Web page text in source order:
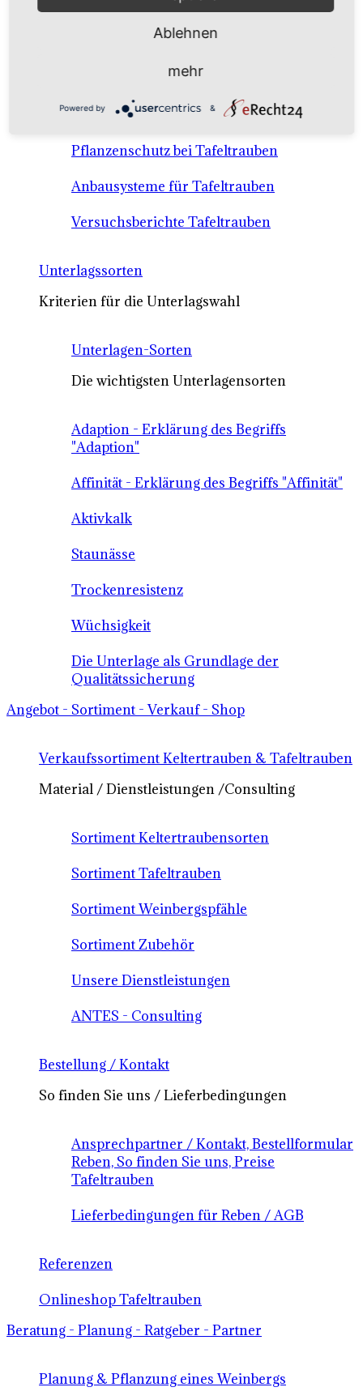
Anbausysteme & Recht
Tafeltrauben A-Z Sortenbeschreibungen
Tafeltraubenanbau - rechtliche
Voraussetzungen
Pflanzenschutz bei Tafeltrauben
Anbausysteme für Tafeltrauben
Versuchsberichte Tafeltrauben
Unterlagssorten
Kriterien für die Unterlagswahl
Unterlagen-Sorten
Die wichtigsten Unterlagensorten
Adaption - Erklärung des Begriffs
"Adaption"
Affinität - Erklärung des Begriffs "Affinität"
Aktivkalk
Staunässe
Trockenresistenz
Wüchsigkeit
Die Unterlage als Grundlage der
Qualitätssicherung
Angebot - Sortiment - Verkauf - Shop
Verkaufssortiment Keltertrauben & Tafeltrauben
Material / Dienstleistungen /Consulting
Sortiment Keltertraubensorten
Sortiment Tafeltrauben
Sortiment Weinbergspfähle
Sortiment Zubehör
Unsere Dienstleistungen
ANTES - Consulting
Bestellung / Kontakt
So finden Sie uns / Lieferbedingungen
Ansprechpartner / Kontakt, Bestellformular
Reben, So finden Sie uns, Preise
Tafeltrauben
Lieferbedingungen für Reben / AGB
Referenzen
Onlineshop Tafeltrauben
Beratung - Planung - Ratgeber - Partner
Planung & Pflanzung eines Weinbergs
Ablehnen
mehr
Powered by &